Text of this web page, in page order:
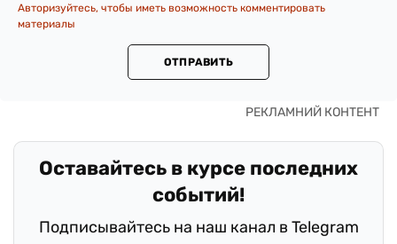
Авторизуйтесь, чтобы иметь возможность комментировать
материалы
ОТПРАВИТЬ
Оставайтесь в курсе последних
событий!
Подписывайтесь на наш канал в Telegram